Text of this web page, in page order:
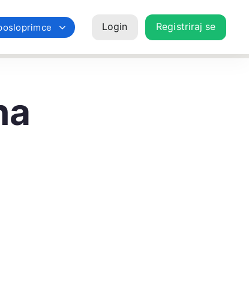
Login Registriraj se